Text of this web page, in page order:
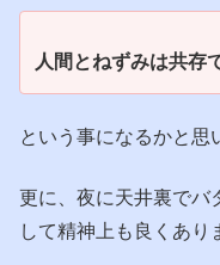
人間とねずみは共存
という事になるかと思
更に、夜に天井裏でバ
して精神上も良くあり